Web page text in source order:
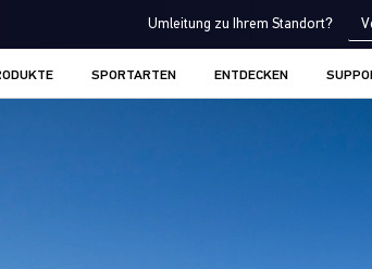
Umleitung zu Ihrem Standort?
SPORTARTEN ENTDECKEN